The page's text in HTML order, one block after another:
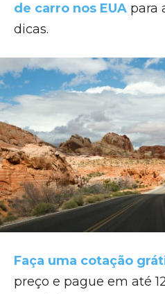
de carro nos EUA para
dicas.
Faça uma cotação
preço e pague em até